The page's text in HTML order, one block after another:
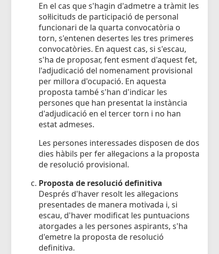
En el cas que s'hagin d'admetre a tràmit les
sol·licituds de participació de personal
funcionari de la quarta convocatòria o
torn, s'entenen desertes les tres primeres
convocatòries. En aquest cas, si s'escau,
s'ha de proposar, fent esment d'aquest fet,
l'adjudicació del nomenament provisional
per millora d'ocupació. En aquesta
proposta també s'han d'indicar les
persones que han presentat la instància
d'adjudicació en el tercer torn i no han
estat admeses.
Les persones interessades disposen de dos
dies hàbils per fer al·legacions a la proposta
de resolució provisional.
Proposta de resolució definitiva
Després d'haver resolt les al·legacions
presentades de manera motivada i, si
escau, d'haver modificat les puntuacions
atorgades a les persones aspirants, s'ha
d'emetre la proposta de resolució
definitiva.